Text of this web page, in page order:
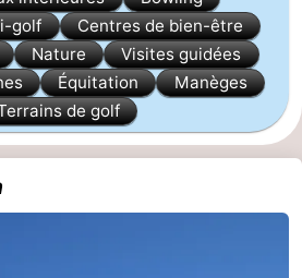
golf
Centres de bien-être
Nature
Visites guidées
Équitation
Manèges
de golf